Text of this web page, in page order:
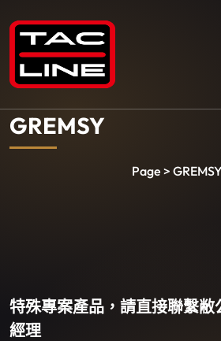
GREMSY
Page > GREMSY
特殊專案產品，請直接聯繫敝
經理